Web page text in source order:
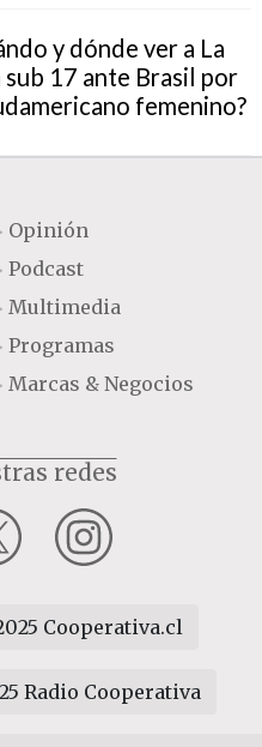
y dónde ver a La
sub 17 ante Brasil por
femenino?
Opinión
Podcast
Multimedia
Programas
Marcas & Negocios
redes
Cooperativa.cl
Radio Cooperativa